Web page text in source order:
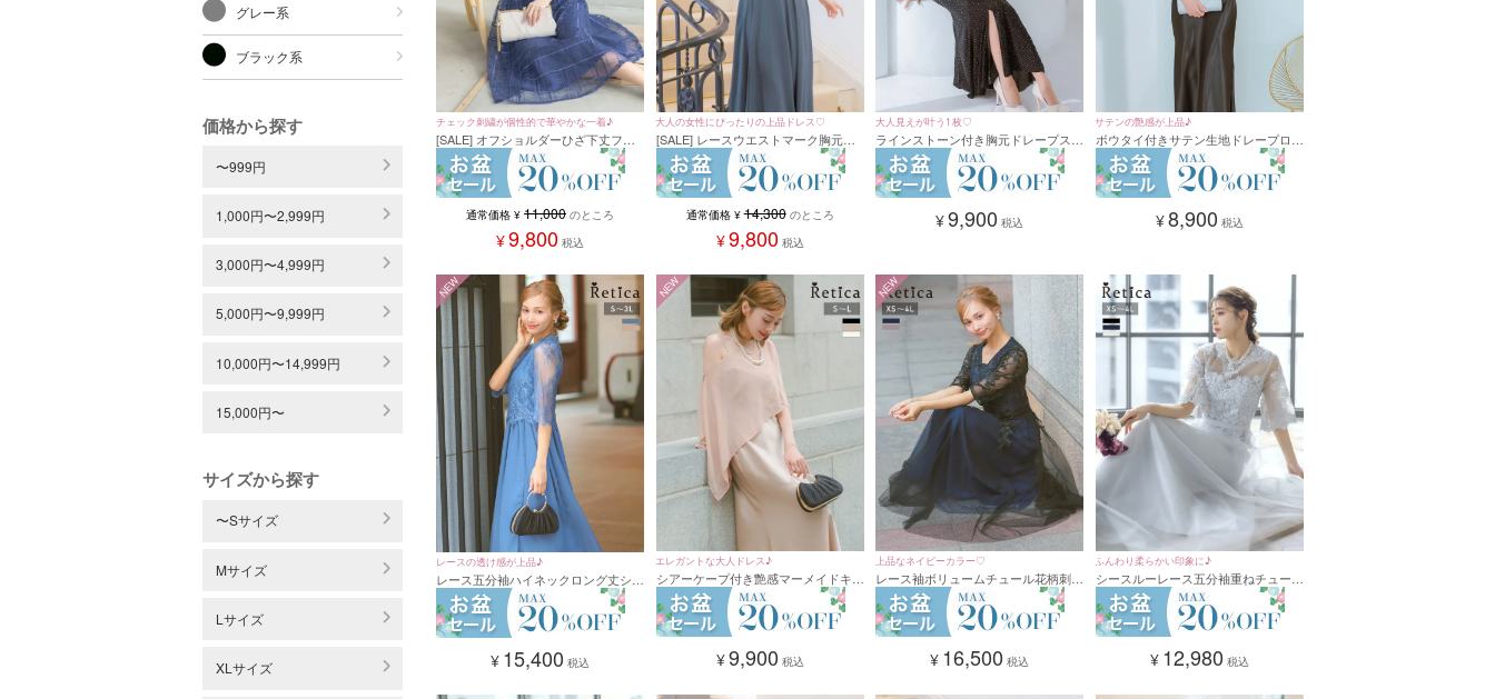
グレー系
ブラック系
価格から探す
〜999円
1,000円〜2,999円
3,000円〜4,999円
5,000円〜9,999円
10,000円〜14,999円
15,000円〜
サイズから探す
〜Sサイズ
Mサイズ
Lサイズ
XLサイズ
チェック刺繍が個性的で華やかな一着♪
[SALE] オフショルダーひざ下丈フレ
アワンピースパーティードレス (XSサ
イズ～4Lサイズ)
通常価格 ¥ 11,000 のところ
¥9,800 税込
大人の女性にぴったりの上品ドレス♡
[SALE] レースウエストマーク胸元プ
リーツパーティードレス(Sサイズ～
4Lサイズ)
通常価格 ¥ 14,300 のところ
¥9,800 税込
大人見えが叶う1枚♡
ラインストーン付き胸元ドレープスリ
ットロングドレス 結婚式 二次会(Mサ
イズ～2Lサイズ)
¥9,900 税込
サテンの艶感が上品♪
ボウタイ付きサテン生地ドレープロン
グワンピースドレス(Sサイズ～2Lサ
イズ)
¥8,900 税込
レースの透け感が上品♪
レース五分袖ハイネックロング丈シフ
ォンスカートパーティードレス (Sサ
イズ～3Lサイズ)
NEW
¥ 15,400 税込
エレガントな大人ドレス♪
シアーケープ付き艶感マーメイドキャ
ミロング丈ワンピースドレス 二次会
発表会(Sサイズ～Lサイズ)
NEW
¥9,900 税込
上品なネイビーカラー♡
レース袖ボリュームチュール花柄刺繍
ロングパーティードレス 結婚式 二次
会 発表会(XSサイズ～4Lサイズ)
NEW
¥ 16,500 税込
ふんわり柔らかい印象に♪
シースルーレース五分袖重ねチュール
ロングスカートパーティードレス (XS
サイズ～4Lサイズ)
¥ 12,980 税込